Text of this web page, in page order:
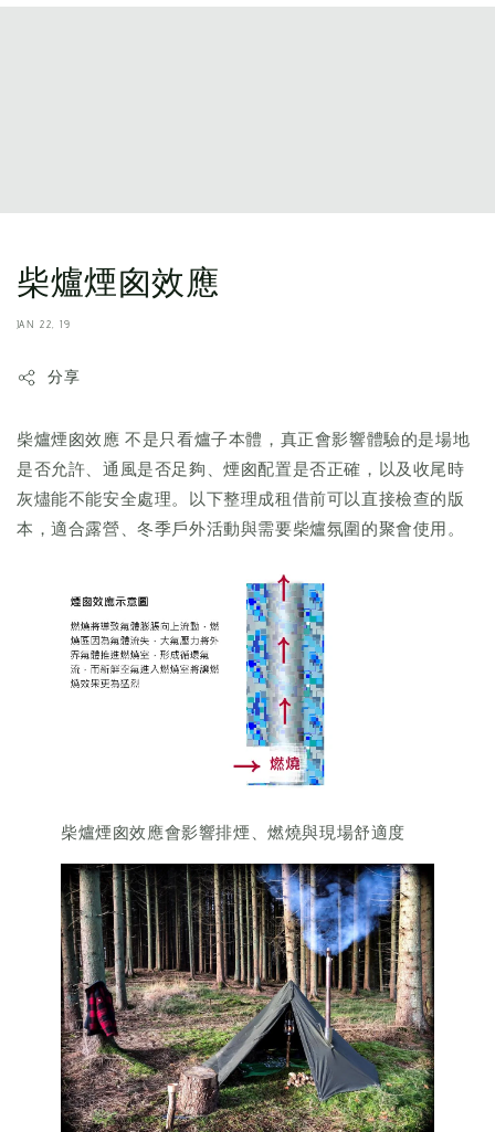
柴爐煙囪效應
JAN 22, 19
分享
柴爐煙囪效應 不是只看爐子本體，真正會影響體驗的是場地
是否允許、通風是否足夠、煙囪配置是否正確，以及收尾時
灰燼能不能安全處理。以下整理成租借前可以直接檢查的版
本，適合露營、冬季戶外活動與需要柴爐氛圍的聚會使用。
柴爐煙囪效應會影響排煙、燃燒與現場舒適度